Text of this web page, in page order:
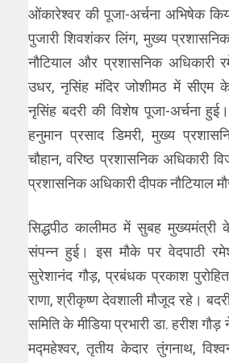
ओंकारेश्वर की पूजा-अर्चना अभिषेक
पुजारी शिवशंकर लिंग, मुख्य
नौटियाल और प्रशासनिक अधिकारी
उधर, नृसिंह मंदिर जोशीमठ में सीएम
नृसिंह बदरी की विशेष पूजा-अर्चना
हनुमान प्रसाद डिमरी, मुख्य
चौहान, वरिष्ठ प्रशासनिक अधिकारी
प्रशासनिक अधिकारी दीपक नौटियाल
सिद्धपीठ कालीमठ में सुबह
संपन्न हुई। इस मौके पर वेदपाठी
सुरेशानंद गौड़, प्रबंधक प्रकाश
राणा, श्रीकृष्ण देवशाली मौजूद रहे।
समिति के मीडिया प्रभारी डा. हरीश गौड़
मद्महेश्वर, तृतीय केदार तुंगनाथ,